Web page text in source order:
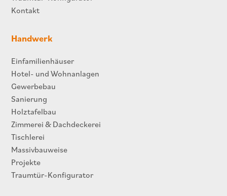
Kontakt
Handwerk
Einfamilienhäuser
Hotel- und Wohnanlagen
Gewerbebau
Sanierung
Holztafelbau
Zimmerei & Dachdeckerei
Tischlerei
Massivbauweise
Projekte
Traumtür-Konfigurator